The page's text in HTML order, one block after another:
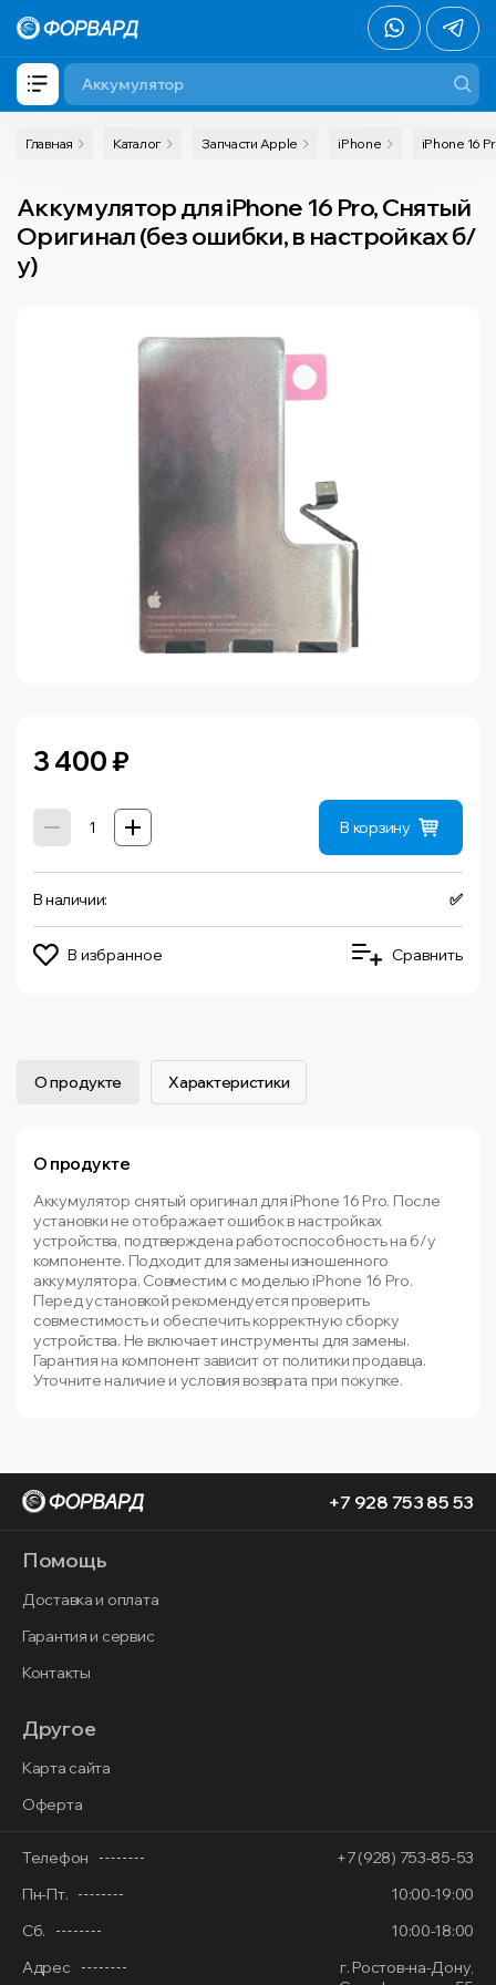
Главная Каталог Запчасти Apple iPhone iPhone 16
Аккумулятор для iPhone 16 Pro, Снятый
Оригинал (без ошибки, в настройках б/
у)
3 400₽
В корзину
В наличии: ✅
В избранное Сравнить
О продукте Характеристики
О продукте
Аккумулятор снятый оригинал для iPhone 16 Pro. После
установки не отображает ошибок в настройках
устройства, подтверждена работоспособность на б/у
компоненте. Подходит для замены изношенного
аккумулятора. Совместим с моделью iPhone 16 Pro.
Перед установкой рекомендуется проверить
совместимость и обеспечить корректную сборку
устройства. Не включает инструменты для замены.
Гарантия на компонент зависит от политики продавца.
Уточните наличие и условия возврата при покупке.
+7 928 753 85 53
Помощь
Доставка и оплата
Гарантия и сервис
Контакты
Другое
Карта сайта
Оферта
Телефон
+7 (928) 753-85-53
Пн-Пт.
10:00-19:00
Сб.
10:00-18:00
Адрес
г. Ростов-на-Дону,